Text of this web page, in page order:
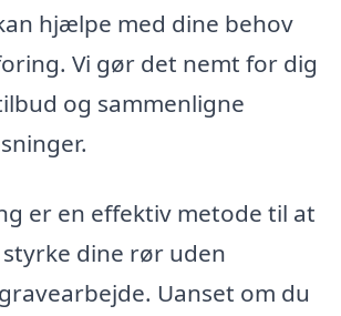
hjælpe med dine behov
Vi gør det nemt for dig
og sammenligne
er en effektiv metode til at
dine rør uden
Uanset om du